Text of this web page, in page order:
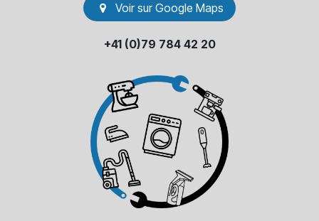
Voir sur Go​​ogle Maps
+41 (0)79 784 42 20